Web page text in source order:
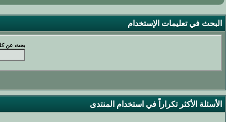
البحث في تعليمات الإستخدام
بحث عن
الأسئلة الأكثر تكراراً في استخدام المنتدى